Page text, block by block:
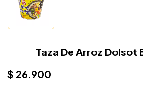
Taza De Arroz Dolsot
$ 26.900